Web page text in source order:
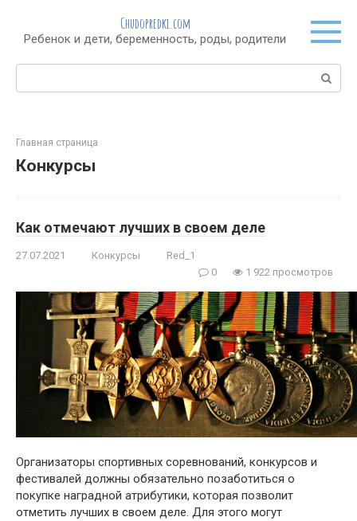
контенту
Chudopredki.com
Ребенок и дети, беременность, роды, родители
Поиск:
Главная страница
Конкурсы
Как отмечают лучших в своем деле
27.07.2021 Конкурсы
Red_1
0
1 922 просмотров
Организаторы спортивных соревнований, конкурсов и
фестивалей должны обязательно позаботиться о
покупке наградной атрибутики, которая позволит
отметить лучших в своем деле. Для этого могут